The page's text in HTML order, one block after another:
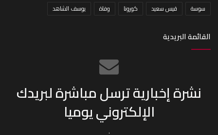
سوسة
قيس سعيد كورونا وفاة يوسف الشاهد
القائمة البريدية
نشرة إخبارية ترسل مباشرة لبريدك
الإلكتروني يوميا
.